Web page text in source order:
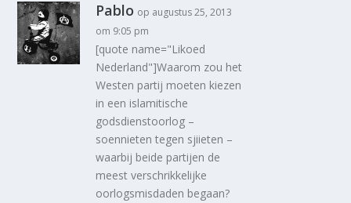
Pablo op augustus 25, 2013
om 9:05 pm
[quote name="Likoed
Nederland"]Waarom zou het
Westen partij moeten kiezen
in een islamitische
godsdienstoorlog –
soennieten tegen sjiieten –
waarbij beide partijen de
meest verschrikkelijke
oorlogsmisdaden begaan?